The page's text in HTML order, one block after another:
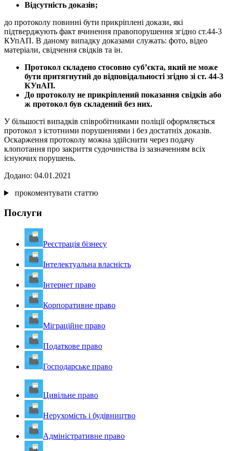
Відсутність доказів;
до протоколу повинні бути прикріплені докази, які
підтверджують факт вчинення правопорушення згідно ст.44-3
КУпАП. В даному випадку доказами служать: фото, відео
матеріали, свідчення свідків та ін.
Протокол складено стосовно суб’єкта, який не може
бути притягнутий до відповідальності згідно зі ст. 44-3
КУпАП.
До протоколу не прикріплений показання свідків або
ж протокол був складений без них.
У більшості випадків співробітниками поліції оформляється
протокол з істотними порушеннями і без достатніх доказів.
Оскарження протоколу можна здійснити через подачу
клопотання про закриття судочинства із зазначенням всіх
існуючих порушень.
Додано: 04.01.2021
прокоментувати статтю
Послуги
Реєстрація бізнесу
Інтелектуальна власність
Інтернет право
Корпоративне право
Міграційне право
Податкове право
Господарське право
Цивільне право
Нерухомість і будівництво
Адміністративне право